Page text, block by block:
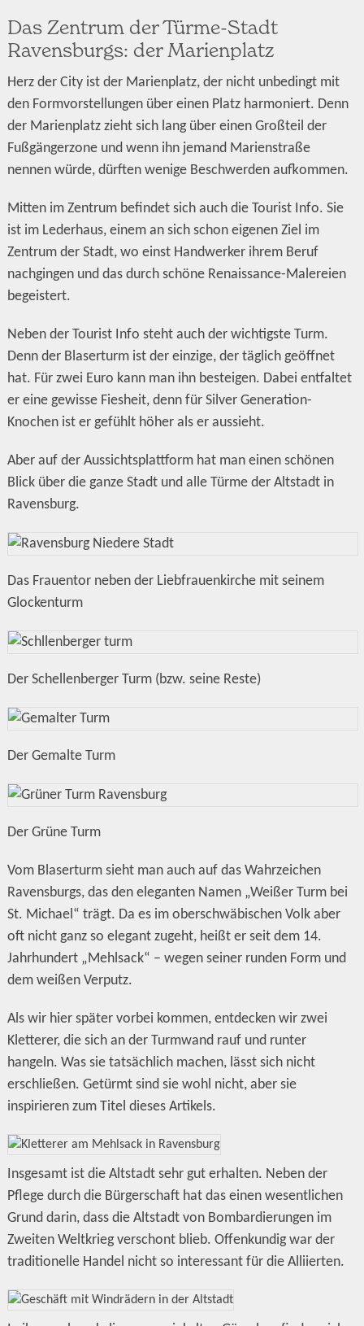
Das Zentrum der Türme-Stadt
Ravensburgs: der Marienplatz
Herz der City ist der Marienplatz, der nicht unbedingt mit
den Formvorstellungen über einen Platz harmoniert. Denn
der Marienplatz zieht sich lang über einen Großteil der
Fußgängerzone und wenn ihn jemand Marienstraße
nennen würde, dürften wenige Beschwerden aufkommen.
Mitten im Zentrum befindet sich auch die Tourist Info. Sie
ist im Lederhaus, einem an sich schon eigenen Ziel im
Zentrum der Stadt, wo einst Handwerker ihrem Beruf
nachgingen und das durch schöne Renaissance-Malereien
begeistert.
Neben der Tourist Info steht auch der wichtigste Turm.
Denn der Blaserturm ist der einzige, der täglich geöffnet
hat. Für zwei Euro kann man ihn besteigen. Dabei entfaltet
er eine gewisse Fiesheit, denn für Silver Generation-
Knochen ist er gefühlt höher als er aussieht.
Aber auf der Aussichtsplattform hat man einen schönen
Blick über die ganze Stadt und alle Türme der Altstadt in
Ravensburg.
Das Frauentor neben der Liebfrauenkirche mit seinem
Glockenturm
Der Schellenberger Turm (bzw. seine Reste)
Der Gemalte Turm
Der Grüne Turm
Vom Blaserturm sieht man auch auf das Wahrzeichen
Ravensburgs, das den eleganten Namen „Weißer Turm bei
St. Michael“ trägt. Da es im oberschwäbischen Volk aber
oft nicht ganz so elegant zugeht, heißt er seit dem 14.
Jahrhundert „Mehlsack“ – wegen seiner runden Form und
dem weißen Verputz.
Als wir hier später vorbei kommen, entdecken wir zwei
Kletterer, die sich an der Turmwand rauf und runter
hangeln. Was sie tatsächlich machen, lässt sich nicht
erschließen. Getürmt sind sie wohl nicht, aber sie
inspirieren zum Titel dieses Artikels.
Insgesamt ist die Altstadt sehr gut erhalten. Neben der
Pflege durch die Bürgerschaft hat das einen wesentlichen
Grund darin, dass die Altstadt von Bombardierungen im
Zweiten Weltkrieg verschont blieb. Offenkundig war der
traditionelle Handel nicht so interessant für die Alliierten.